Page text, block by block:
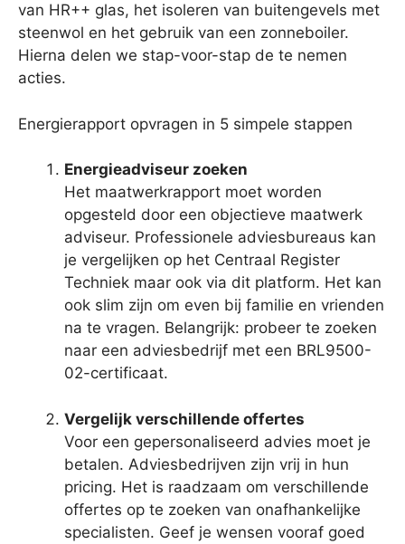
van HR++ glas, het isoleren van buitengevels met
steenwol en het gebruik van een zonneboiler.
Hierna delen we stap-voor-stap de te nemen
acties.
Energierapport opvragen in 5 simpele stappen
Energieadviseur zoeken
Het maatwerkrapport moet worden
opgesteld door een objectieve maatwerk
adviseur. Professionele adviesbureaus kan
je vergelijken op het Centraal Register
Techniek maar ook via dit platform. Het kan
ook slim zijn om even bij familie en vrienden
na te vragen. Belangrijk: probeer te zoeken
naar een adviesbedrijf met een BRL9500-
02-certificaat.
Vergelijk verschillende offertes
Voor een gepersonaliseerd advies moet je
betalen. Adviesbedrijven zijn vrij in hun
pricing. Het is raadzaam om verschillende
offertes op te zoeken van onafhankelijke
specialisten. Geef je wensen vooraf goed